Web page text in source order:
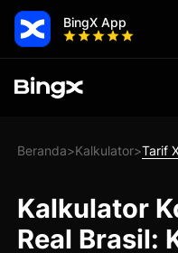
BingX App
Beranda>Kalkulator>Tarif
Kalkulator
Real Brasil: